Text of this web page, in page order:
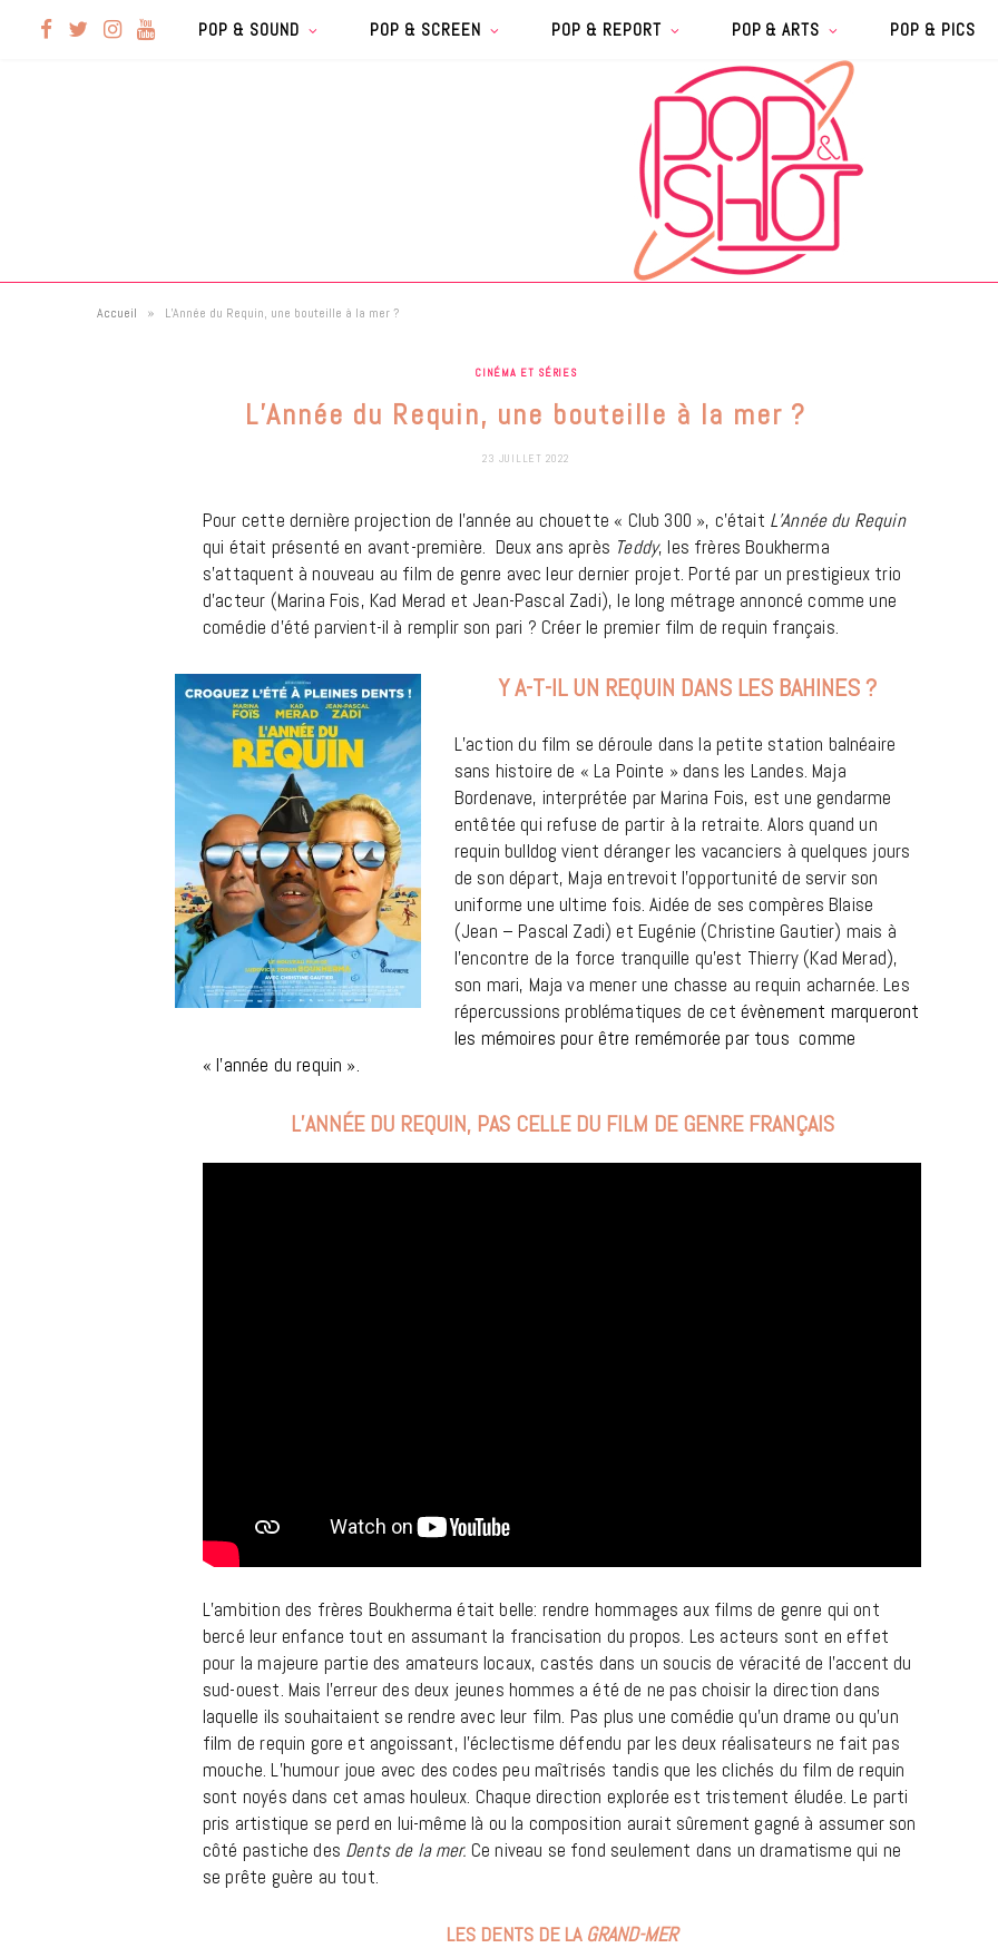
F I
g
Y POP & SOUND POP & SCREEN POP & REPORT POP & ARTS POP & PICS
Accueil » L’Année du Requin, une bouteille à la mer ?
CINÉMA ET SÉRIES
L’Année du Requin, une bouteille à la mer ?
23 JUILLET 2022
Pour cette dernière projection de l’année au chouette « Club 300 », c’était L’Année du Requin
qui était présenté en avant-première. Deux ans après Teddy, les frères Boukherma
s’attaquent à nouveau au film de genre avec leur dernier projet. Porté par un prestigieux trio
d’acteur (Marina Fois, Kad Merad et Jean-Pascal Zadi), le long métrage annoncé comme une
comédie d’été parvient-il à remplir son pari ? Créer le premier film de requin français.
Y A-T-IL UN REQUIN DANS LES BAHINES ?
L’action du film se déroule dans la petite station balnéaire
sans histoire de « La Pointe » dans les Landes. Maja
Bordenave, interprétée par Marina Fois, est une gendarme
entêtée qui refuse de partir à la retraite. Alors quand un
requin bulldog vient déranger les vacanciers à quelques jours
de son départ, Maja entrevoit l’opportunité de servir son
uniforme une ultime fois. Aidée de ses compères Blaise
(Jean – Pascal Zadi) et Eugénie (Christine Gautier) mais à
l’encontre de la force tranquille qu’est Thierry (Kad Merad),
son mari, Maja va mener une chasse au requin acharnée. Les
répercussions problématiques de cet évènement marqueront
les mémoires pour être remémorée par tous comme
« l’année du requin ».
L’ANNÉE DU REQUIN, PAS CELLE DU FILM DE GENRE FRANÇAIS
L’ambition des frères Boukherma était belle: rendre hommages aux films de genre qui ont
bercé leur enfance tout en assumant la francisation du propos. Les acteurs sont en effet
pour la majeure partie des amateurs locaux, castés dans un soucis de véracité de l’accent du
sud-ouest. Mais l’erreur des deux jeunes hommes a été de ne pas choisir la direction dans
laquelle ils souhaitaient se rendre avec leur film. Pas plus une comédie qu’un drame ou qu’un
film de requin gore et angoissant, l’éclectisme défendu par les deux réalisateurs ne fait pas
mouche. L’humour joue avec des codes peu maîtrisés tandis que les clichés du film de requin
sont noyés dans cet amas houleux. Chaque direction explorée est tristement éludée. Le parti
pris artistique se perd en lui-même là ou la composition aurait sûrement gagné à assumer son
côté pastiche des Dents de la mer. Ce niveau se fond seulement dans un dramatisme qui ne
se prête guère au tout.
LES DENTS DE LA GRAND-MER
MUSIQUE
Cage The Elephant, l’ivoire du rock
dévoile « Beaches In Tennessee »